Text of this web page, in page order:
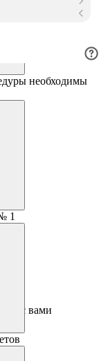
необходимы
1
с вами